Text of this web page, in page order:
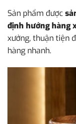
Sản phẩm được
định hướng hàng
xưởng, thuận tiện
hàng nhanh.